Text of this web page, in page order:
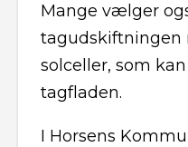
Mange vælger
tagudskiftningen
solceller, som
tagfladen.
I Horsens